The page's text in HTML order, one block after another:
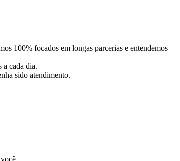
100% focados em longas parcerias e entendemos
a cada dia.
sido atendimento.